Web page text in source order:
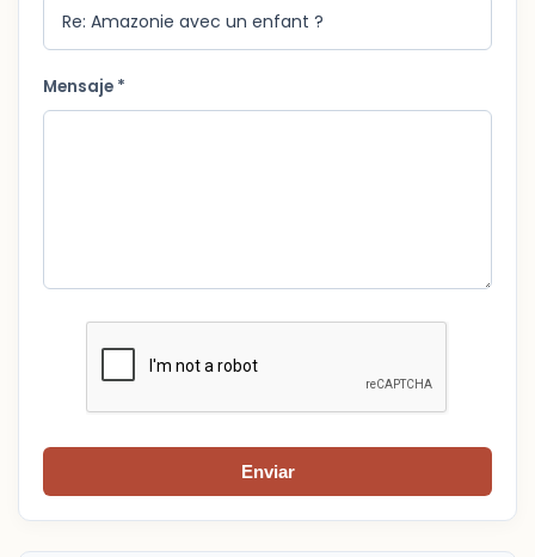
Mensaje *
Enviar